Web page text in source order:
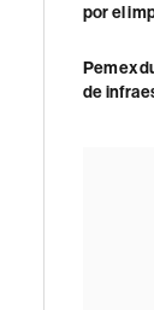
por el
Pemex
de